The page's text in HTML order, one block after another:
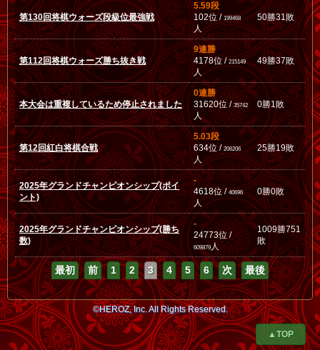
第130回将棋ウォーズ段級位最強戦
5.59段
102位 /199468
人
50勝31敗
第112回将棋ウォーズ勝ち抜き戦
9連勝
4178位 /215149
人
49勝37敗
本大会は重複しているため停止されました
0連勝
31620位 /35742
人
0勝1敗
第12回紅白将棋合戦
5.03段
634位 /206206
人
25勝19敗
2025年グランドチャンピオンシップ(ポイ
ント)
-
4618位 /40696
人
0勝0敗
2025年グランドチャンピオンシップ(勝ち
数)
-
24773位 /
609879人
1009勝751
敗
最初 前 1 2 3 4 5 6 次 最後
©HEROZ, Inc. All Rights Reserved.
▲TOP